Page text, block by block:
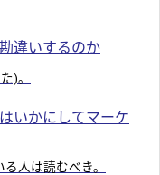
違いするのか
)。
いかにしてマーケ
人は読むべき。